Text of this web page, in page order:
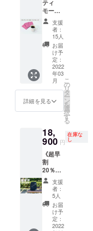
や写真
撮影環
境によ
り違っ
て見え
る場合
があり
ます。
ティ
モール
産フェ
アト
レード
コー
ヒー15
個 ＋ ミ
ニエコ
バッグ
１個 ＋
お礼の
手紙】
東ティ
モール
アト
レード
コー
ヒーを
焙煎し
たド
リップ
バッグ
を15
個、ミ
ニエコ
バッグ
に入れ
支援
者：
15人
お届
け予
定：
2022
年03
月
詳細を見る
こ
の
リ
タ
ー
ン
を
選
択
す
る
18,
900 円
在庫な
し
《超早
割
20％OF
F》ベビ
サポ
バッ
グ ブ
ラック1
個 ＋ お
礼の手
支援
者：
5人
お届
け予
定：
2022